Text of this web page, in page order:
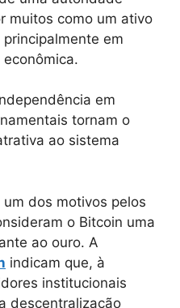
muitos como um ativo
em
em
tornam o
ao sistema
dos motivos pelos
o Bitcoin uma
ao ouro. A
indicam que, à
institucionais
descentralização